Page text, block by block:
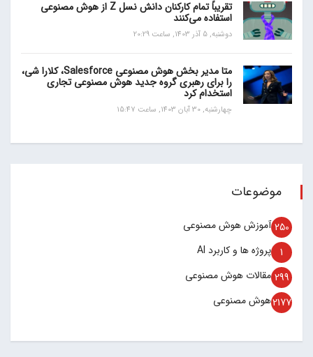
تقریباً تمام کارکنان دانش نسل Z از هوش مصنوعی
استفاده می‌کنند
دوشنبه, 5 آذر 1403, ساعت 20:29
متا مدیر بخش هوش مصنوعی Salesforce، کلارا شی،
را برای رهبری گروه جدید هوش مصنوعی تجاری
استخدام کرد
چهارشنبه, 30 آبان 1403, ساعت 15:47
موضوعات
آموزش هوش مصنوعی 250
پروژه ها و کاربرد AI 1
مقالات هوش مصنوعی 299
هوش مصنوعی2177